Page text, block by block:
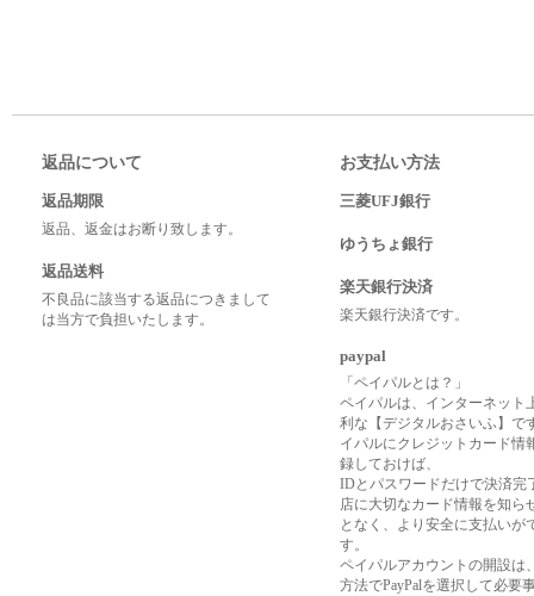
返品について
返品期限
返品、返金はお断り致します。
返品送料
不良品に該当する返品につきまして
は当方で負担いたします。
お支払い方法
三菱UFJ銀行
ゆうちょ銀行
楽天銀行決済
楽天銀行決済です。
paypal
「ペイパルとは？」
ペイパルは、インターネット
利な【デジタルおさいふ】で
イパルにクレジットカード情
録しておけば、
IDとパスワードだけで決済完
店に大切なカード情報を知ら
となく、より安全に支払いが
す。
ペイパルアカウントの開設は
方法でPayPalを選択して必要